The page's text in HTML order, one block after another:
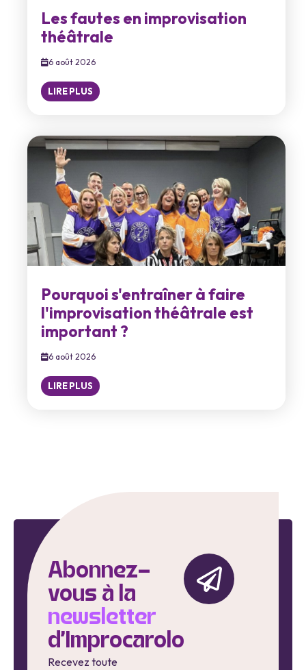
Les fautes en improvisation
théâtrale
6 août 2026
LIRE PLUS
Pourquoi s'entraîner à faire
l'improvisation théâtrale est
important ?
6 août 2026
LIRE PLUS
Abonnez-
vous à la
newsletter
d'Improcarolo
Recevez toute